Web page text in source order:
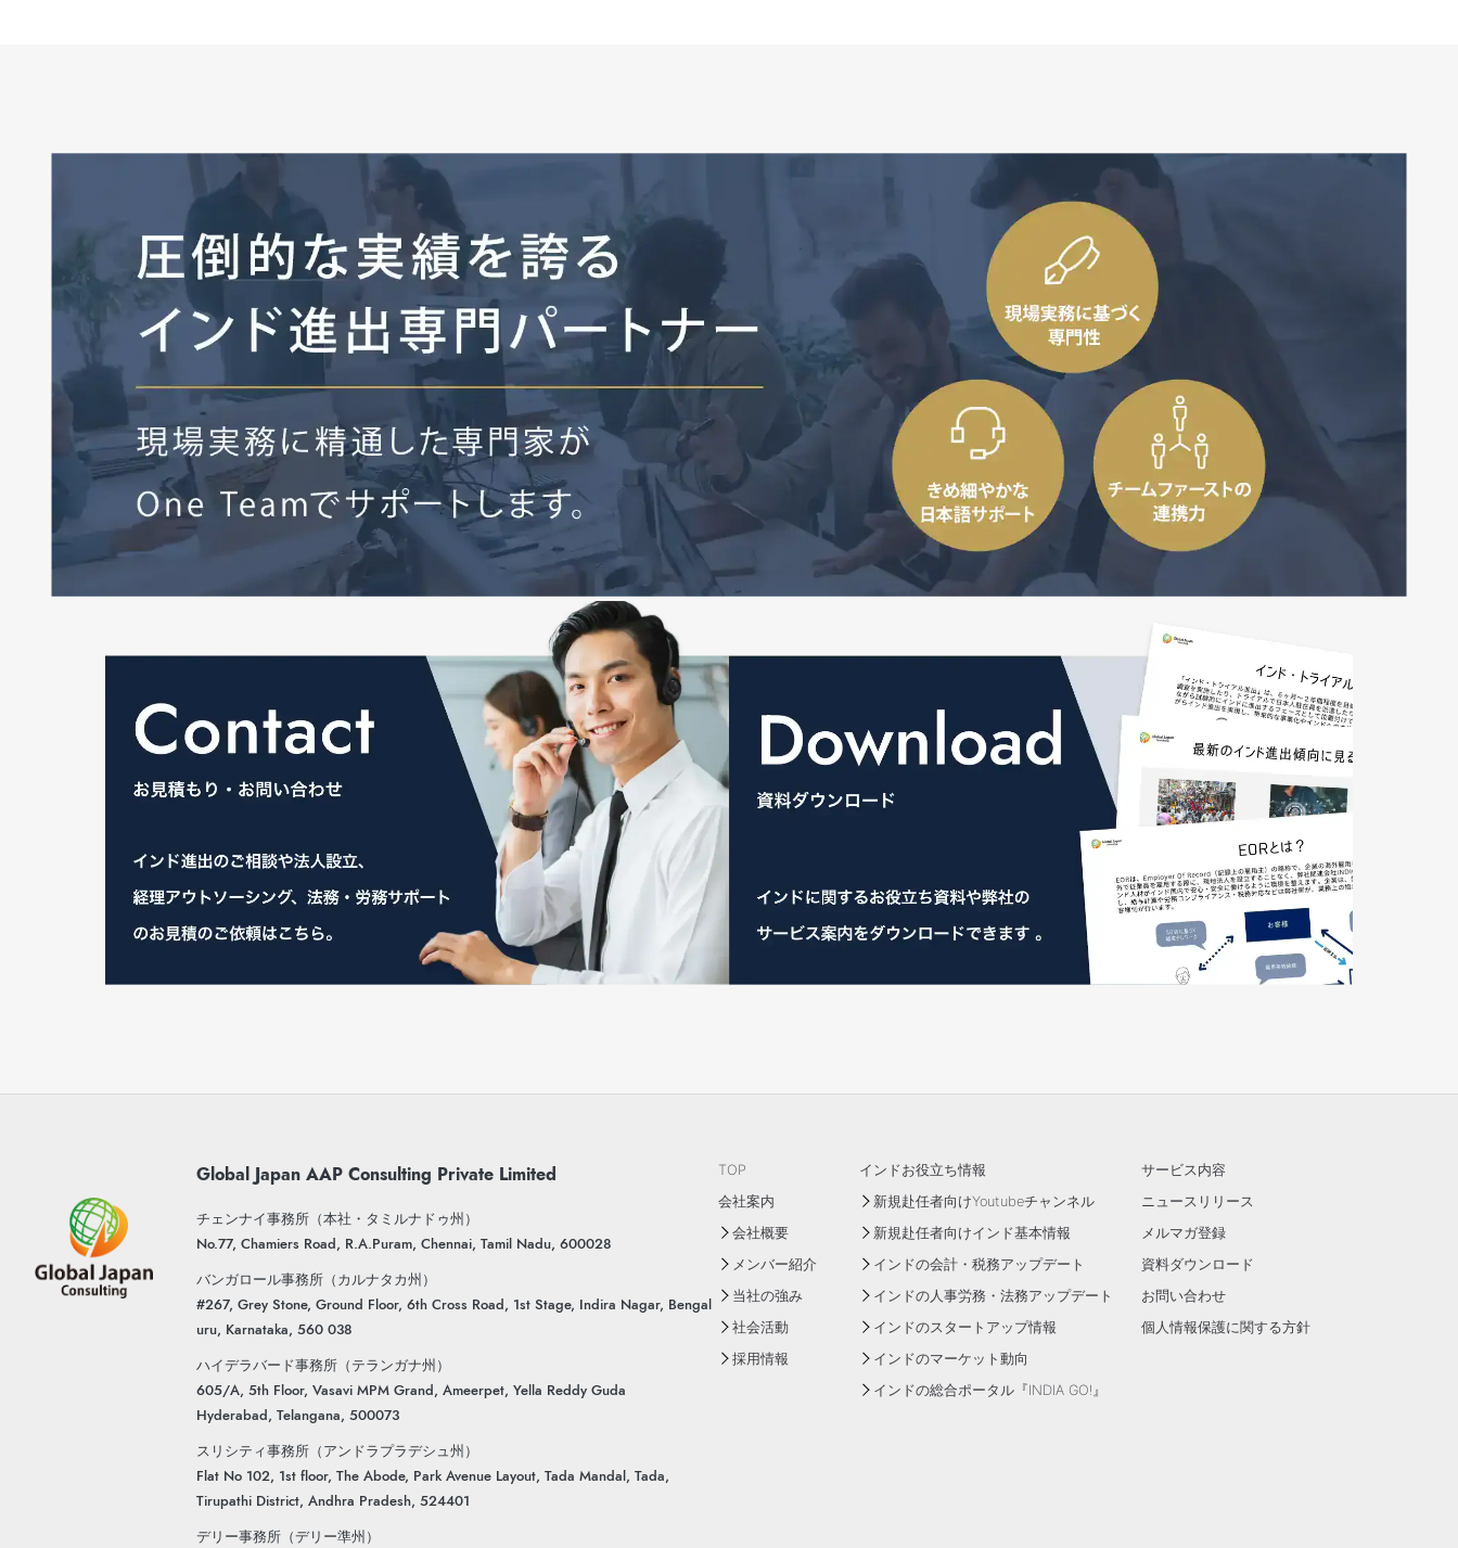
Global Japan AAP Consulting Private Limited
チェンナイ事務所（本社・タミルナドゥ州）
No.77, Chamiers Road, R.A.Puram, Chennai, Tamil Nadu, 600028
バンガロール事務所（カルナタカ州）
#267, Grey Stone, Ground Floor, 6th Cross Road, 1st Stage, Indira Nagar, Bengal
uru, Karnataka, 560 038
ハイデラバード事務所（テランガナ州）
605/A, 5th Floor, Vasavi MPM Grand, Ameerpet, Yella Reddy Guda
Hyderabad, Telangana, 500073
スリシティ事務所（アンドラプラデシュ州）
Flat No 102, 1st floor, The Abode, Park Avenue Layout, Tada Mandal, Tada,
Tirupathi District, Andhra Pradesh, 524401
デリー事務所（デリー準州）
TOP
会社案内
会社概要
メンバー紹介
当社の強み
社会活動
採用情報
インドお役立ち情報
新規赴任者向けYoutubeチャンネル
新規赴任者向けインド基本情報
インドの会計・税務アップデート
インドの人事労務・法務アップデート
インドのスタートアップ情報
インドのマーケット動向
インドの総合ポータル『INDIA GO!』
サービス内容
ニュースリリース
メルマガ登録
資料ダウンロード
お問い合わせ
個人情報保護に関する方針